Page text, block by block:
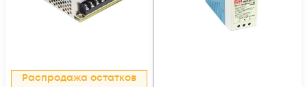
Распродажа остатков